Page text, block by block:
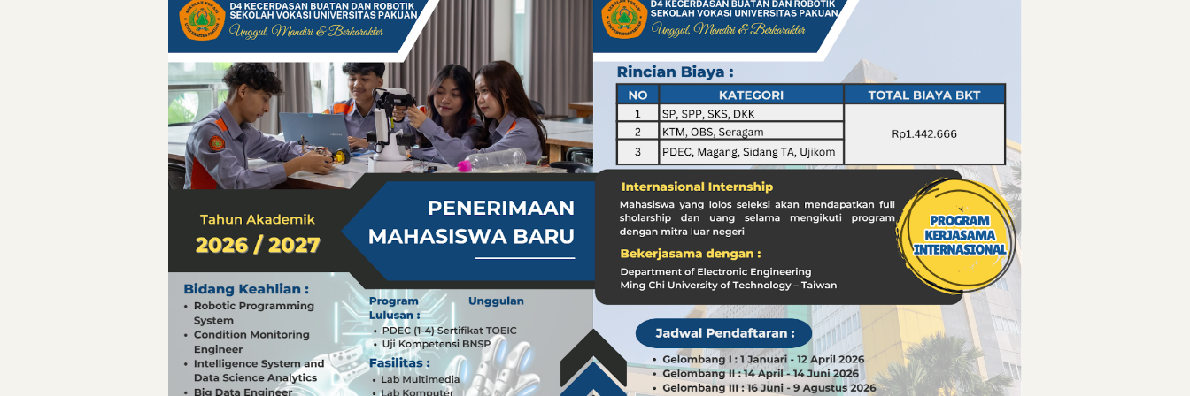
Pelajaran Berharga dari Kasus dr. Tifa dan Roy Suryo
Erling Haaland: Koleksi Tas Mewah yang Menginspirasi
Menteri PAN-RB: Peran ASN dalam Penyampaian Informasi yang Akurat
Menteri PAN-RB: Pilar Penyampaian Informasi yang Akurat untuk Masyarakat
Inovasi Teknologi di Timur Tengah: Membuka Peluang Baru
Detik-Detik yang Mengubah Dunia Teknologi
Hari Pelaut Sedunia: Menghargai Peran Pelaut di Balik Kemakmuran Bangsa
Gempa Dashyat di Venezuela: Kondisi WNI dan Dampak Global
Hari Pelaut Sedunia: Menghargai Peran Penting Pelaut dalam Perekonomian Global